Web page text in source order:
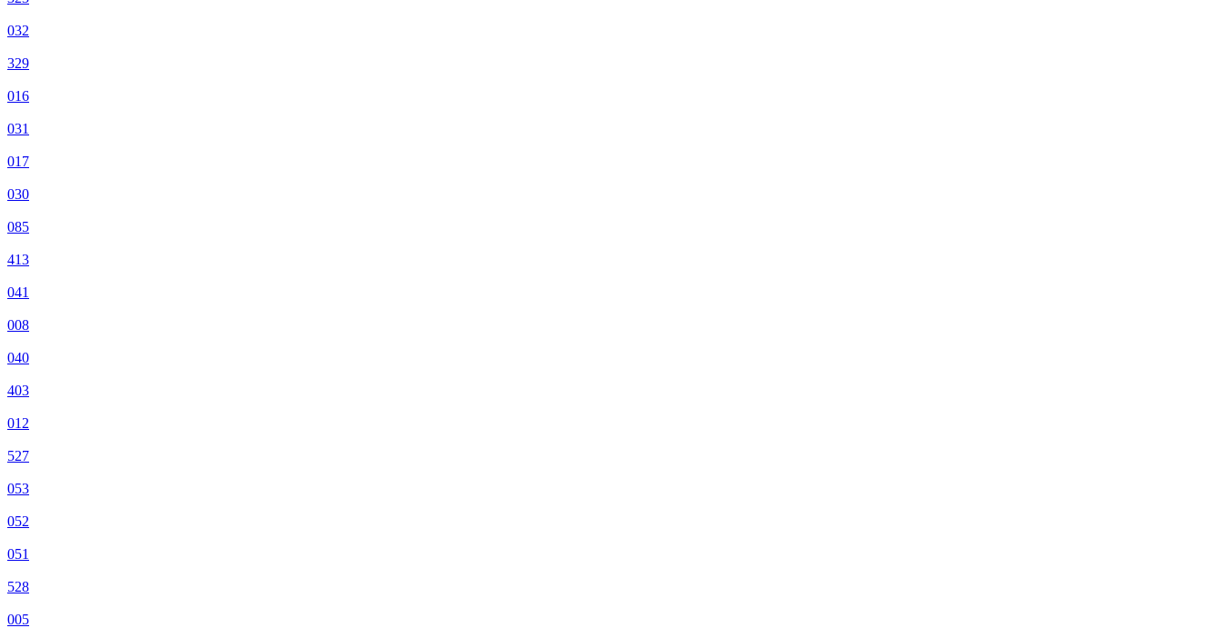
032
329
016
031
017
030
085
413
041
008
040
403
012
527
053
052
051
528
005